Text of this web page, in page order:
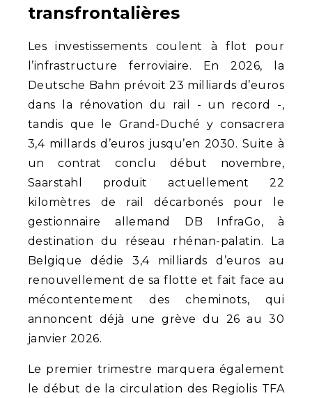
transfrontalières
Les investissements coulent à flot pour
l’infrastructure ferroviaire. En 2026, la
Deutsche Bahn prévoit 23 milliards d’euros
dans la rénovation du rail - un record -,
tandis que le Grand-Duché y consacrera
3,4 millards d’euros jusqu’en 2030. Suite à
un contrat conclu début novembre,
Saarstahl produit actuellement 22
kilomètres de rail décarbonés pour le
gestionnaire allemand DB InfraGo, à
destination du réseau rhénan-palatin. La
Belgique dédie 3,4 milliards d’euros au
renouvellement de sa flotte et fait face au
mécontentement des cheminots, qui
annoncent déjà une grève du 26 au 30
janvier 2026.
Le premier trimestre marquera également
le début de la circulation des Regiolis TFA